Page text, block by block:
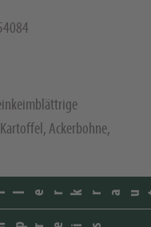
Ackerbohne,